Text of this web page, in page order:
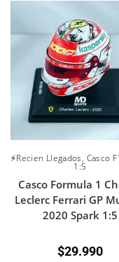
⚡Recien Llegados, Casco
1:5
Casco Formula 1
Leclerc Ferrari GP
2020 Spark 1:5
$29.990